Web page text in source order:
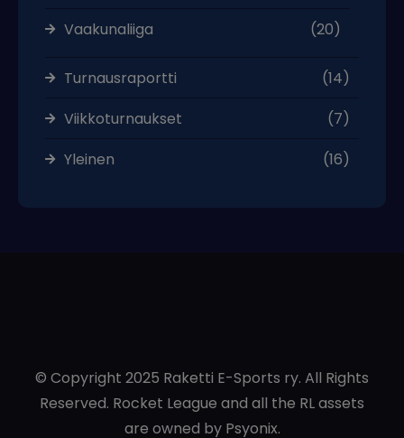
Vaakunaliiga
(20)
Turnausraportti
(14)
Viikkoturnaukset
(7)
Yleinen
(16)
© Copyright 2025 Raketti E-Sports ry. All Rights
Reserved. Rocket League and all the RL assets
are owned by Psyonix.